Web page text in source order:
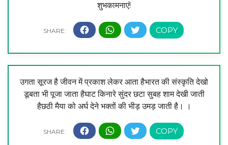
शुभकामनाएं!
उगता सूरज है जीवन में प्रकाश लेकर आता हैभारत की संस्कृति देखो
डूबता भी पूजा जाता हैघाट किनारे सुंदर छटा सुबह शाम देखी जाती
हैछठी मैया को अर्घ देने भक्तों की भीड़ उमड़ जाती है। ।